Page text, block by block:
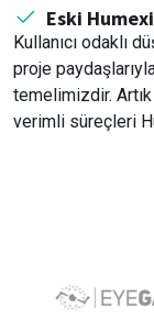
Eski
Kullanıcı odaklı
proje
temelimizdir.
verimli süreçleri